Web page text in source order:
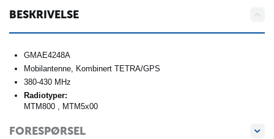
BESKRIVELSE
GMAE4248A
Mobilantenne, Kombinert TETRA/GPS
380-430 MHz
Radiotyper:
MTM800 , MTM5x00
FORESPØRSEL